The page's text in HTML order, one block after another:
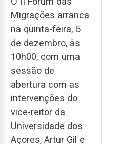
Migrações arranca
na quinta-feira, 5
de dezembro, às
10h00, com uma
sessão de
abertura com as
intervenções do
vice-reitor da
Universidade dos
Açores, Artur Gil e